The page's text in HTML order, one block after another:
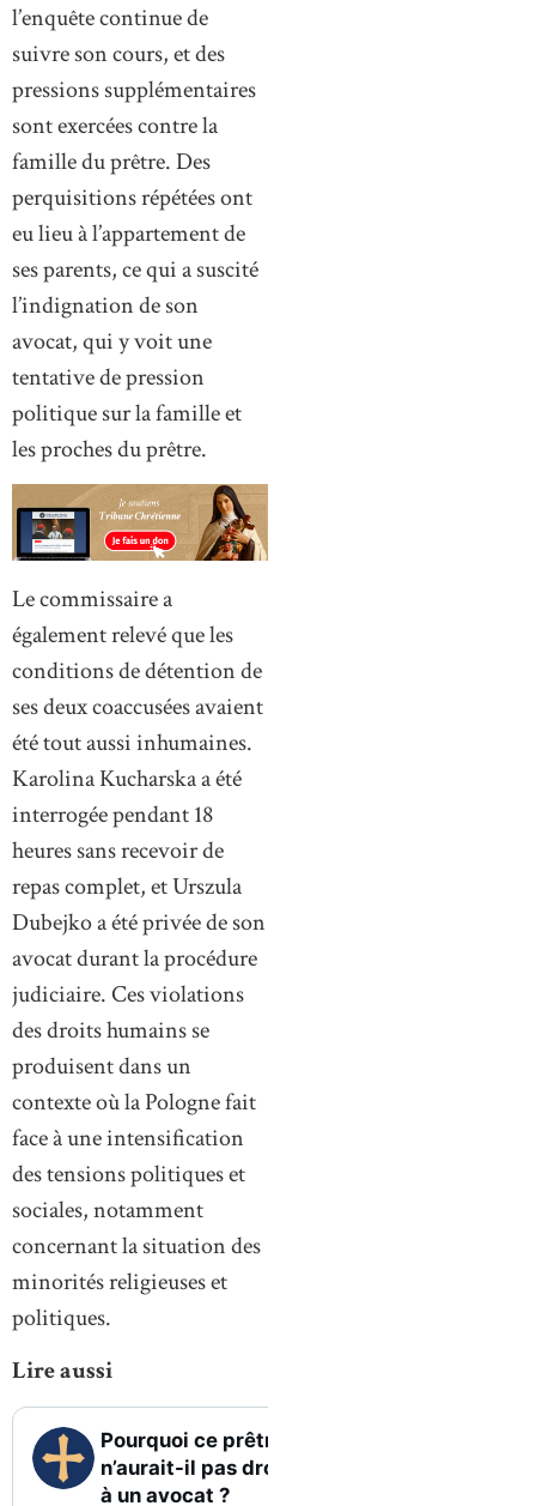
l’enquête continue de
suivre son cours, et des
pressions supplémentaires
sont exercées contre la
famille du prêtre. Des
perquisitions répétées ont
eu lieu à l’appartement de
ses parents, ce qui a suscité
l’indignation de son
avocat, qui y voit une
tentative de pression
politique sur la famille et
les proches du prêtre.
Le commissaire a
également relevé que les
conditions de détention de
ses deux coaccusées avaient
été tout aussi inhumaines.
Karolina Kucharska a été
interrogée pendant 18
heures sans recevoir de
repas complet, et Urszula
Dubejko a été privée de son
avocat durant la procédure
judiciaire. Ces violations
des droits humains se
produisent dans un
contexte où la Pologne fait
face à une intensification
des tensions politiques et
sociales, notamment
concernant la situation des
minorités religieuses et
politiques.
Lire aussi